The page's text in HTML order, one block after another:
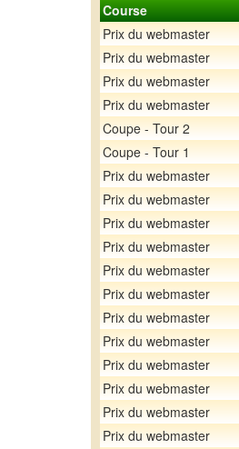
Course
Prix du webmaster
Prix du webmaster
Prix du webmaster
Prix du webmaster
Coupe - Tour 2
Coupe - Tour 1
Prix du webmaster
Prix du webmaster
Prix du webmaster
Prix du webmaster
Prix du webmaster
Prix du webmaster
Prix du webmaster
Prix du webmaster
Prix du webmaster
Prix du webmaster
Prix du webmaster
Prix du webmaster